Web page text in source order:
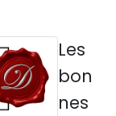
Les
bon
nes